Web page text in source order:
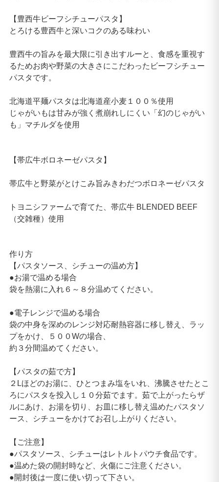
【豊西牛ビーフシチューパスタ】
とろける豊西牛と深いコクのある味わい
豊西牛の旨みを最大限に引き出すルーと、食感を重視す
るためお肉や野菜の大きさにこだわったビーフシチュー
パスタです。
北海道平麺パスタは北海道産小麦１００％使用
じゃがいもは甘みが強く煮崩れしにくい「幻のじゃがい
も」マチルダを使用
【帯広牛ボロネーゼパスタ】
帯広牛と野菜がとけこみ旨みきわだつボロネーゼパスタ
トヨニシファームで育てた、帯広牛 BLENDED BEEF
（交雑種）使用
作り方
【パスタソース、シチューの温め方】
●お湯で温める場合
袋を熱湯に入れ６～８分温めてください。
●電子レンジで温める場合
袋の中身を深めのレンジ対応耐熱容器に移し替え、ラッ
プをかけ、５００Wの場合、
約３分間温めてください。
【パスタの茹で方】
２Lほどのお湯に、ひとつまみ塩をいれ、沸騰させたとこ
ろにパスタを投入し１０分茹でます。茹で上がったらザ
ルにあけ、お湯を切り、お皿に移し替え温めたパスタソ
ース、シチューをかけてお召し上がりください。
【ご注意】
●パスタソース、シチューはレトルトパウチ食品です。
●温めた袋の開封時など、火傷にご注意ください。
●開封後は一度に使い切って下さい。